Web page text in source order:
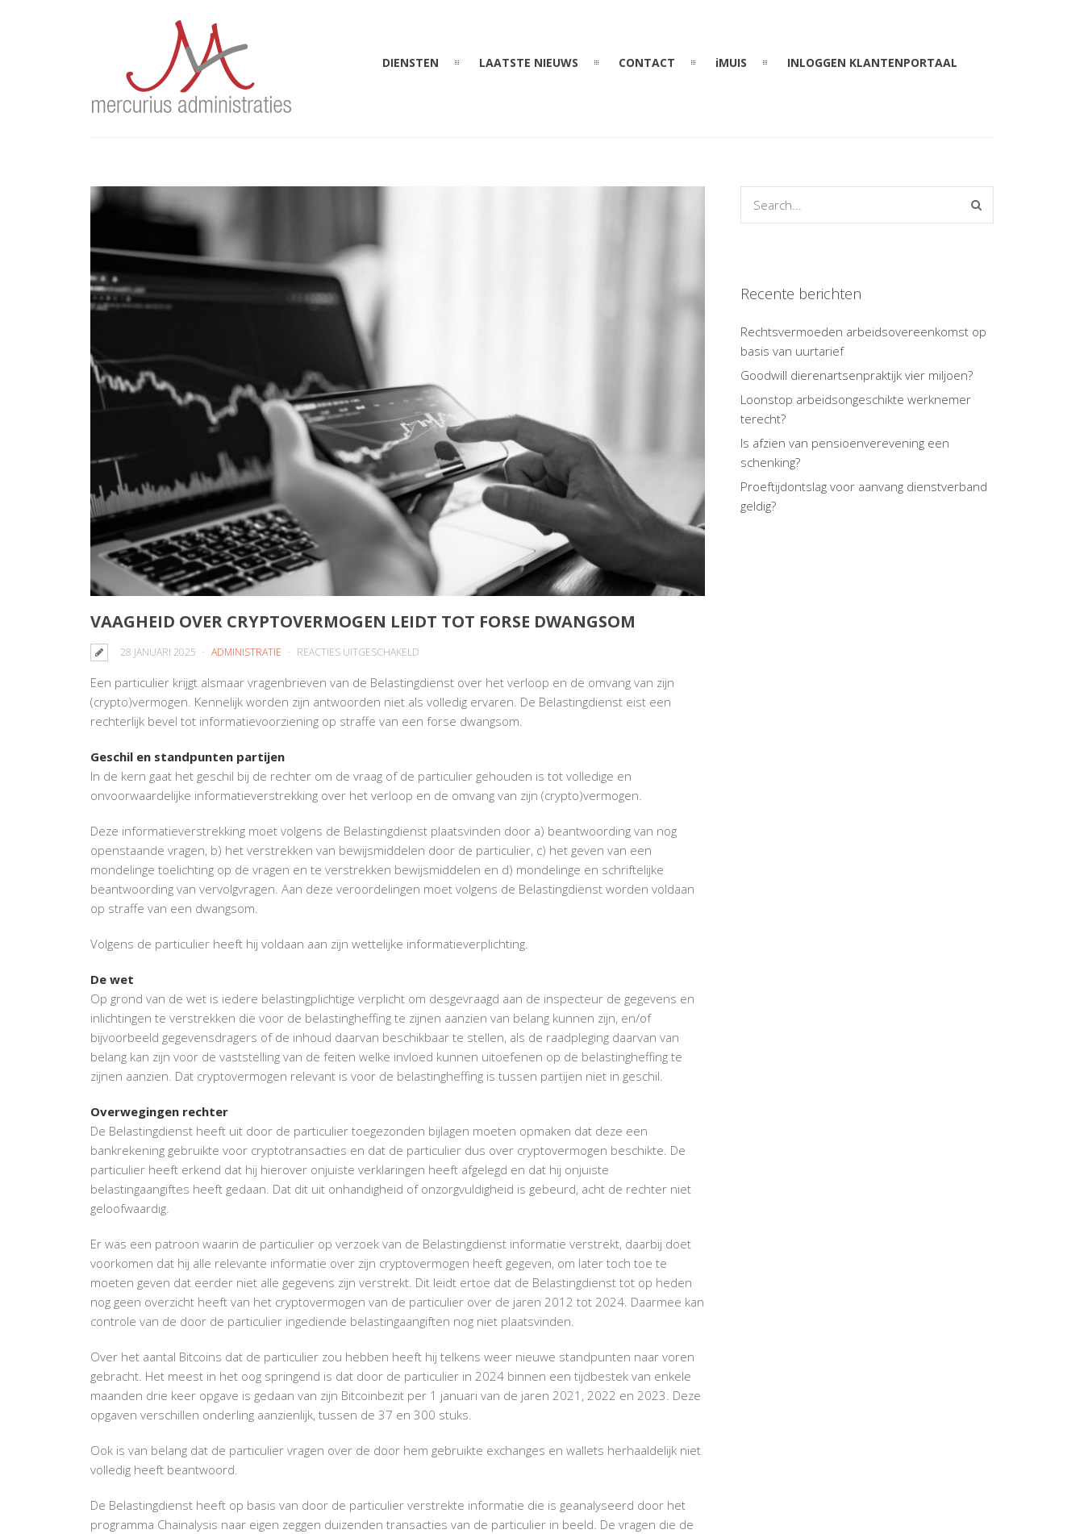
DIENSTEN LAATSTE NIEUWS CONTACT iMUIS INLOGGEN KLANTENPORTAAL
VAAGHEID OVER CRYPTOVERMOGEN LEIDT TOT FORSE DWANGSOM
28 JANUARI 2025 ADMINISTRATIE REACTIES UITGESCHAKELD
OVER
CRYPTOVERMOGEN
LEIDT
DWANGSOM
Een particulier krijgt alsmaar vragenbrieven van de Belastingdienst over het verloop en de omvang van zijn
(crypto)vermogen. Kennelijk worden zijn antwoorden niet als volledig ervaren. De Belastingdienst eist een
rechterlijk bevel tot informatievoorziening op straffe van een forse dwangsom.
Geschil en standpunten partijen
In de kern gaat het geschil bij de rechter om de vraag of de particulier gehouden is tot volledige en
onvoorwaardelijke informatieverstrekking over het verloop en de omvang van zijn (crypto)vermogen.
Deze informatieverstrekking moet volgens de Belastingdienst plaatsvinden door a) beantwoording van nog
openstaande vragen, b) het verstrekken van bewijsmiddelen door de particulier, c) het geven van een
mondelinge toelichting op de vragen en te verstrekken bewijsmiddelen en d) mondelinge en schriftelijke
beantwoording van vervolgvragen. Aan deze veroordelingen moet volgens de Belastingdienst worden voldaan
op straffe van een dwangsom.
Volgens de particulier heeft hij voldaan aan zijn wettelijke informatieverplichting.
De wet
Op grond van de wet is iedere belastingplichtige verplicht om desgevraagd aan de inspecteur de gegevens en
inlichtingen te verstrekken die voor de belastingheffing te zijnen aanzien van belang kunnen zijn, en/of
bijvoorbeeld gegevensdragers of de inhoud daarvan beschikbaar te stellen, als de raadpleging daarvan van
belang kan zijn voor de vaststelling van de feiten welke invloed kunnen uitoefenen op de belastingheffing te
zijnen aanzien. Dat cryptovermogen relevant is voor de belastingheffing is tussen partijen niet in geschil.
Overwegingen rechter
De Belastingdienst heeft uit door de particulier toegezonden bijlagen moeten opmaken dat deze een
bankrekening gebruikte voor cryptotransacties en dat de particulier dus over cryptovermogen beschikte. De
particulier heeft erkend dat hij hierover onjuiste verklaringen heeft afgelegd en dat hij onjuiste
belastingaangiftes heeft gedaan. Dat dit uit onhandigheid of onzorgvuldigheid is gebeurd, acht de rechter niet
geloofwaardig.
Er was een patroon waarin de particulier op verzoek van de Belastingdienst informatie verstrekt, daarbij doet
voorkomen dat hij alle relevante informatie over zijn cryptovermogen heeft gegeven, om later toch toe te
moeten geven dat eerder niet alle gegevens zijn verstrekt. Dit leidt ertoe dat de Belastingdienst tot op heden
nog geen overzicht heeft van het cryptovermogen van de particulier over de jaren 2012 tot 2024. Daarmee kan
controle van de door de particulier ingediende belastingaangiften nog niet plaatsvinden.
Over het aantal Bitcoins dat de particulier zou hebben heeft hij telkens weer nieuwe standpunten naar voren
gebracht. Het meest in het oog springend is dat door de particulier in 2024 binnen een tijdbestek van enkele
maanden drie keer opgave is gedaan van zijn Bitcoinbezit per 1 januari van de jaren 2021, 2022 en 2023. Deze
opgaven verschillen onderling aanzienlijk, tussen de 37 en 300 stuks.
Ook is van belang dat de particulier vragen over de door hem gebruikte exchanges en wallets herhaaldelijk niet
volledig heeft beantwoord.
De Belastingdienst heeft op basis van door de particulier verstrekte informatie die is geanalyseerd door het
programma Chainalysis naar eigen zeggen duizenden transacties van de particulier in beeld. De vragen die de
Recente berichten
Rechtsvermoeden arbeidsovereenkomst op
basis van uurtarief
Goodwill dierenartsenpraktijk vier miljoen?
Loonstop arbeidsongeschikte werknemer
terecht?
Is afzien van pensioenverevening een
schenking?
Proeftijdontslag voor aanvang dienstverband
geldig?